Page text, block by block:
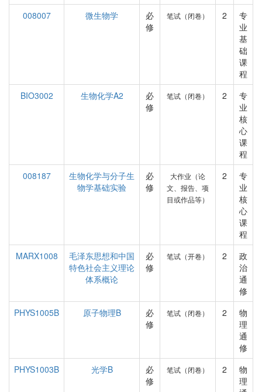
008007
微生物学
必
修
笔试（闭卷） 2
专
业
基
础
课
程
BIO3002
生物化学A2
必
修
笔试（闭卷） 2
专
业
核
心
课
程
008187
生物化学与分子生
物学基础实验
必
修
大作业（论
文、报告、项
目或作品等）
2
专
业
核
心
课
程
MARX1008
毛泽东思想和中国
特色社会主义理论
体系概论
必
修
笔试（开卷） 2
政
治
通
修
PHYS1005B
原子物理B
必
修
笔试（闭卷） 2
物
理
通
修
PHYS1003B
光学B
必
修
笔试（闭卷） 2
物
理